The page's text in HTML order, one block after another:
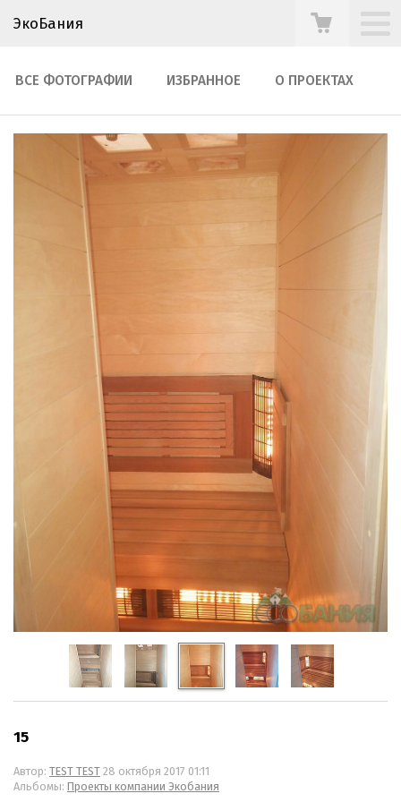
ЭкоБания
ВСЕ ФОТОГРАФИИ ИЗБРАННОЕ О ПРОЕКТАХ
15
Автор: TEST TEST 28 октября 2017 01:11
Альбомы: Проекты компании Экобания